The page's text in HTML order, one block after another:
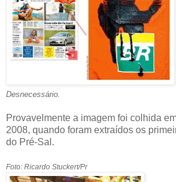
Desnecessário.
Provavelmente a imagem foi colhida
2008, quando foram extraídos os
do Pré-Sal.
Foto: Ricardo Stuckert/Pr